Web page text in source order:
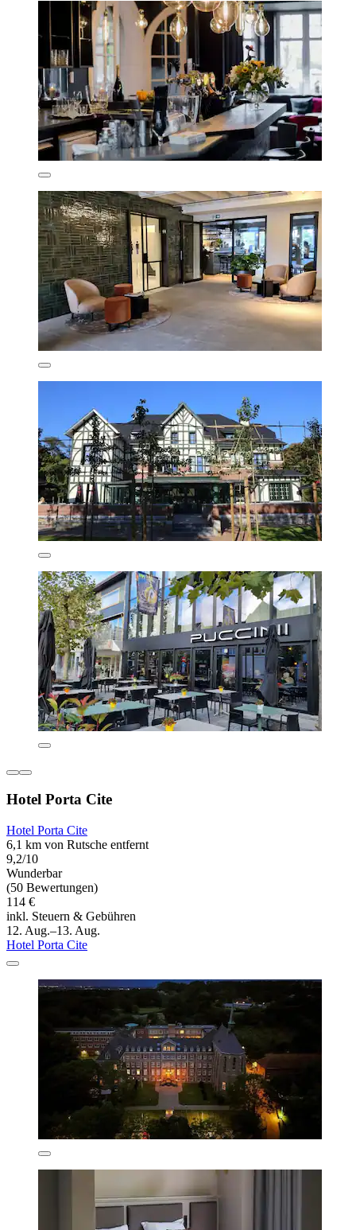
Hotel Porta Cite
Hotel Porta Cite
6,1 km von Rutsche entfernt
9,2/10
Wunderbar
(50 Bewertungen)
114 €
inkl. Steuern & Gebühren
12. Aug.–13. Aug.
Hotel Porta Cite